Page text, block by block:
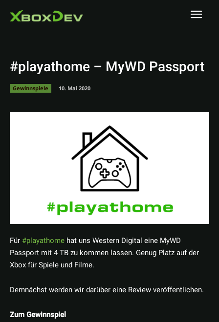
#playathome – MyWD Passport
Gewinnspiele 10. Mai 2020
Für #playathome hat uns Western Digital eine MyWD
Passport mit 4 TB zu kommen lassen. Genug Platz auf der
Xbox für Spiele und Filme.
Demnächst werden wir darüber eine Review veröffentlichen.
Zum Gewinnspiel